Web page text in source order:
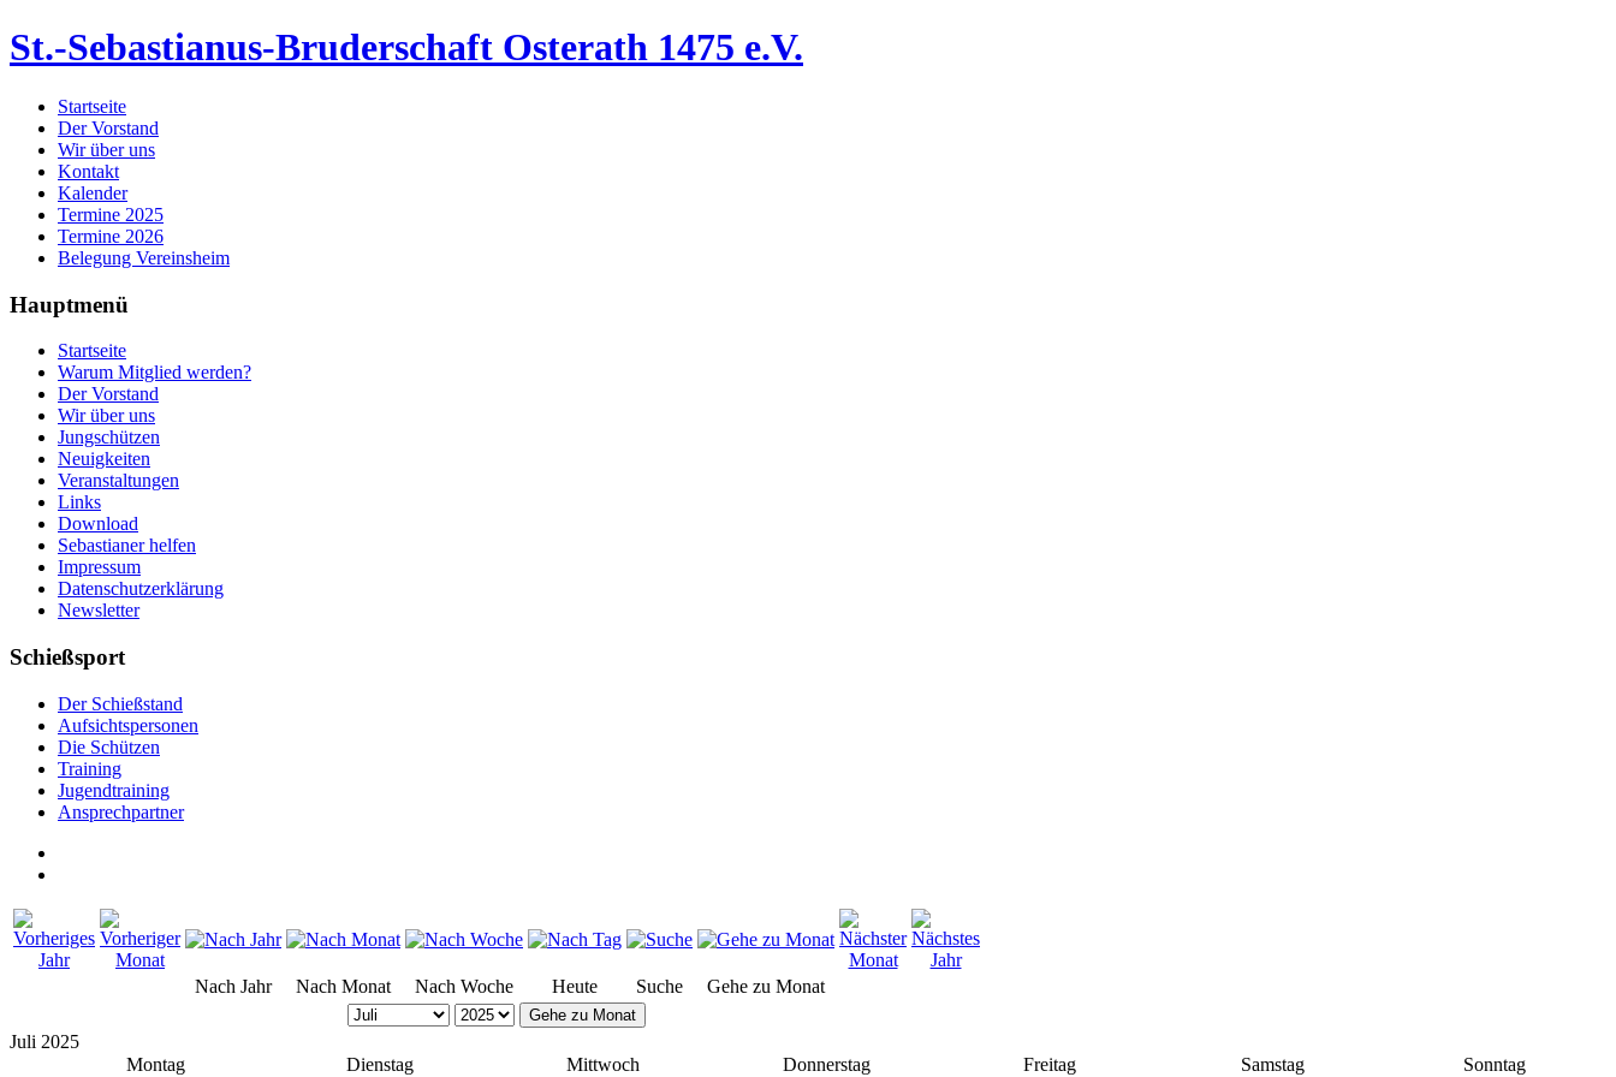
St.-Sebastianus-Bruderschaft Osterath 1475 e.V.
Startseite
Der Vorstand
Wir über uns
Kontakt
Kalender
Termine 2025
Termine 2026
Belegung Vereinsheim
Hauptmenü
Startseite
Warum Mitglied werden?
Der Vorstand
Wir über uns
Jungschützen
Neuigkeiten
Veranstaltungen
Links
Download
Sebastianer helfen
Impressum
Datenschutzerklärung
Newsletter
Schießsport
Der Schießstand
Aufsichtspersonen
Die Schützen
Training
Jugendtraining
Ansprechpartner
Nach Jahr Nach Monat Nach Woche Heute Suche Gehe zu Monat
Gehe zu Monat
Juli 2025
Montag
Dienstag Mittwoch Donnerstag Freitag Samstag
Sonntag